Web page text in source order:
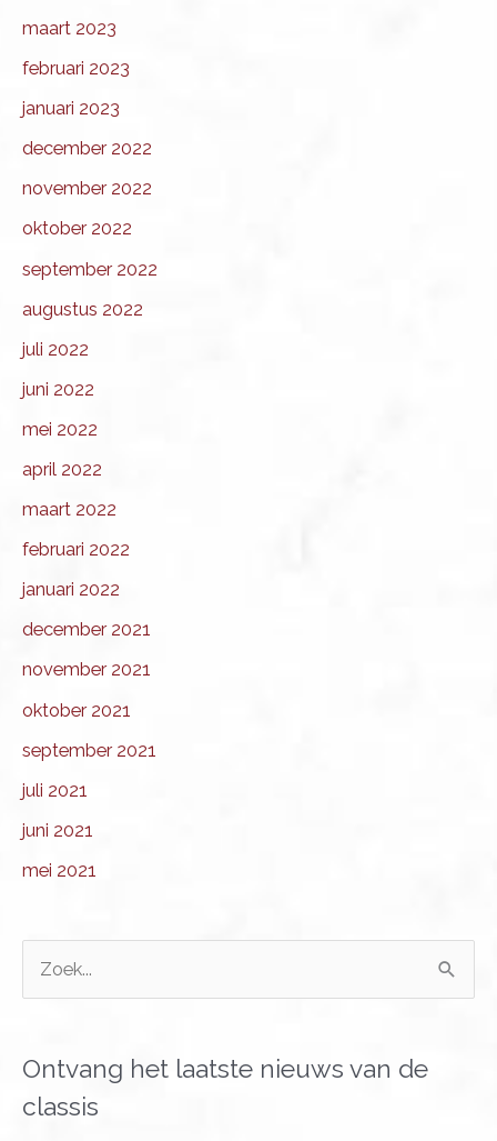
maart 2023
februari 2023
januari 2023
december 2022
november 2022
oktober 2022
september 2022
augustus 2022
juli 2022
juni 2022
mei 2022
april 2022
maart 2022
februari 2022
januari 2022
december 2021
november 2021
oktober 2021
september 2021
juli 2021
juni 2021
mei 2021
k
n
Ontvang het laatste nieuws van de
classis